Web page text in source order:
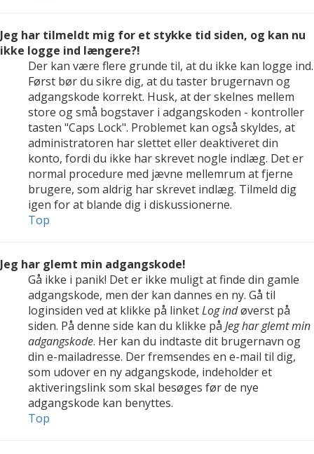
Jeg har tilmeldt mig for et stykke tid siden, og kan nu
ikke logge ind længere?!
Der kan være flere grunde til, at du ikke kan logge ind.
Først bør du sikre dig, at du taster brugernavn og
adgangskode korrekt. Husk, at der skelnes mellem
store og små bogstaver i adgangskoden - kontroller
tasten "Caps Lock". Problemet kan også skyldes, at
administratoren har slettet eller deaktiveret din
konto, fordi du ikke har skrevet nogle indlæg. Det er
normal procedure med jævne mellemrum at fjerne
brugere, som aldrig har skrevet indlæg. Tilmeld dig
igen for at blande dig i diskussionerne.
Top
Jeg har glemt min adgangskode!
Gå ikke i panik! Det er ikke muligt at finde din gamle
adgangskode, men der kan dannes en ny. Gå til
loginsiden ved at klikke på linketLog indøverst på
siden. På denne side kan du klikke på Jeg har glemt min
adgangskode. Her kan du indtaste dit brugernavn og
din e-mailadresse. Der fremsendes en e-mail til dig,
som udover en ny adgangskode, indeholder et
aktiveringslink som skal besøges før de nye
adgangskode kan benyttes.
Top